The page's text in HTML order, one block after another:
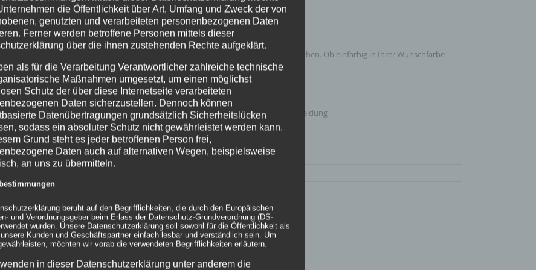
elegant verkleiden? Wir fertigen Ihre Traversenhussen individuell nach Ihren Wünschen. Ob einfarbig in Ihrer Wunschfarbe
Lösung für Ihren Auftritt.
#Traversenbedrucken #bedruckteTraversenhussse #Stretchstoff #Traversenverkleidung
die Öffentlichkeit über Art, Umfang und Zweck der von
genutzten und verarbeiteten personenbezogenen Daten
Ferner werden betroffene Personen mittels dieser
über die ihnen zustehenden Rechte aufgeklärt.
als für die Verarbeitung Verantwortlicher zahlreiche technische
Maßnahmen umgesetzt, um einen möglichst
Schutz der über diese Internetseite verarbeiteten
Daten sicherzustellen. Dennoch können
Datenübertragungen grundsätzlich Sicherheitslücken
sodass ein absoluter Schutz nicht gewährleistet werden kann.
Grund steht es jeder betroffenen Person frei,
Daten auch auf alternativen Wegen, beispielsweise
an uns zu übermitteln.
beruht auf den Begrifflichkeiten, die durch den Europäischen
und Verordnungsgeber beim Erlass der Datenschutz-Grundverordnung (DS-
wurden. Unsere Datenschutzerklärung soll sowohl für die Öffentlichkeit als
Kunden und Geschäftspartner einfach lesbar und verständlich sein. Um
möchten wir vorab die verwendeten Begrifflichkeiten erläutern.
in dieser Datenschutzerklärung unter anderem die